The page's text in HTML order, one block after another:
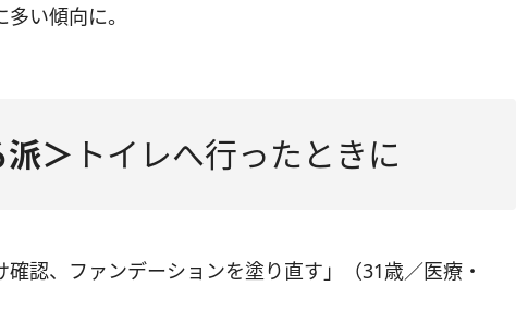
い傾向に。
＞ トイレへ行ったときに
確認、ファンデーションを塗り直す」（31歳／医療・